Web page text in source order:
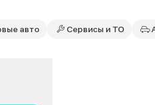
авто Сервисы и ТО